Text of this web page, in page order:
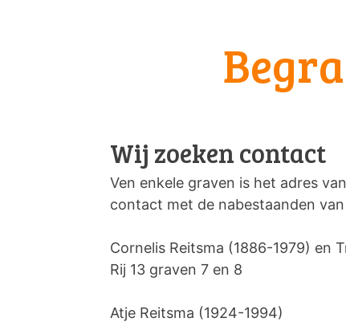
Wij zoeken contact
Ven enkele graven is het adres
contact met de nabestaanden
Cornelis Reitsma (1886-1979) en
Rij 13 graven 7 en 8
Atje Reitsma (1924-1994)